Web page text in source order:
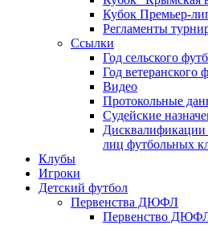
Кубок Премьер-
Регламенты
Ссылки
Год сельского
Год ветеранского
Видео
Протокольные
Судейские
лиц футбольных
Клубы
Игроки
Детский футбол
Первенства ДЮФЛ
Первенство ДЮФЛ